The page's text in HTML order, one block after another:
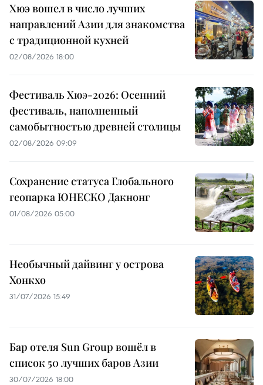
Хюэ вошел в число лучших
направлений Азии для знакомства
с традиционной кухней
02/08/2026 18:00
Фестиваль Хюэ-2026: Осенний
фестиваль, наполненный
самобытностью древней столицы
02/08/2026 09:09
Сохранение статуса Глобального
геопарка ЮНЕСКО Дакнонг
01/08/2026 05:00
Необычный дайвинг у острова
Хонкхо
31/07/2026 15:49
Бар отеля Sun Group вошёл в
список 50 лучших баров Азии
30/07/2026 18:00